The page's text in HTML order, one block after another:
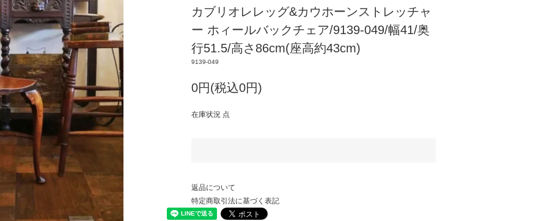
カブリオレレッグ&カウホーンストレッチャ
ー ホィールバックチェア/9139-049/幅41/奥
行51.5/高さ86cm(座高約43cm)
9139-049
0円(税込0円)
在庫状況 点
返品について
特定商取引法に基づく表記